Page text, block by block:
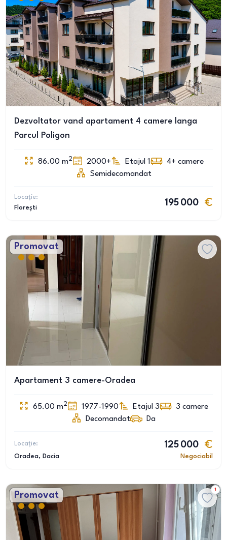
Dezvoltator vand apartament 4 camere langa
Parcul Poligon
86.00 m2 2000+ Etajul 1 4+ camere
Semidecomandat
Locație:
Florești
195 000
Promovat
Apartament 3 camere-Oradea
65.00 m2 1977-1990 Etajul 3 3 camere
Decomandat
Da
Locație:
Oradea, Dacia
125 000
Negociabil
Promovat
1